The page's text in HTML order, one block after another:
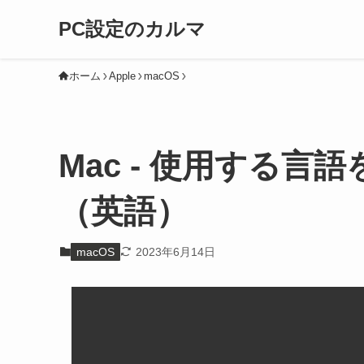
PC設定のカルマ
ホーム Apple macOS
Mac - 使用する言語
（英語）
macOS 2023年6月14日